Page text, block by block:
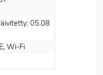
05.08
Wi-Fi